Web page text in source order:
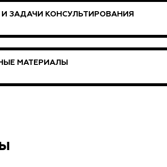
ЗАДАЧИ КОНСУЛЬТИРОВАНИЯ
МАТЕРИАЛЫ